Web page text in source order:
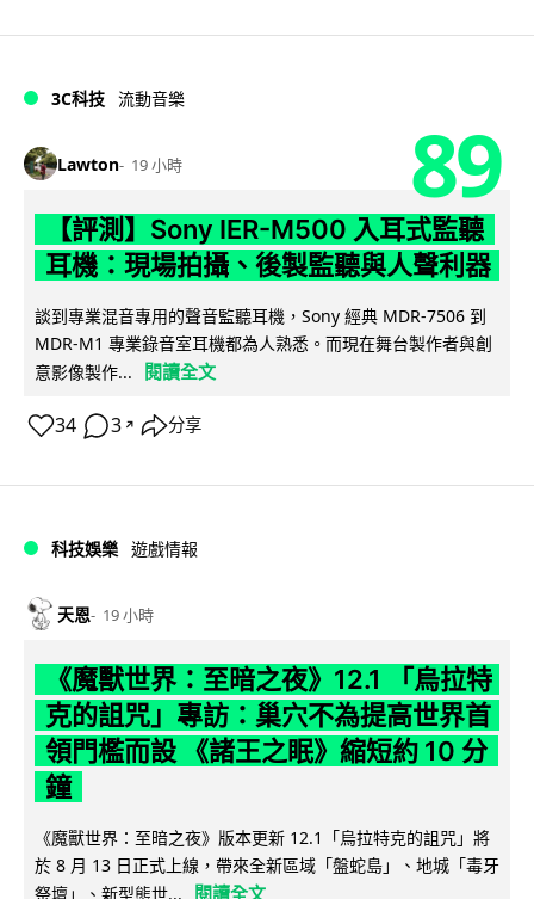
3C科技 流動音樂
Lawton 19 小時 89
【評測】Sony IER-M500 入耳式監聽
耳機：現場拍攝、後製監聽與人聲利器
談到專業混音專用的聲音監聽耳機，Sony 經典 MDR-7506 到
MDR-M1 專業錄音室耳機都為人熟悉。而現在舞台製作者與創
意影像製作...
閱讀全文
34 3 ↗ 分享
科技娛樂 遊戲情報
天恩 19 小時
《魔獸世界：至暗之夜》12.1 「烏拉特
克的詛咒」專訪：巢穴不為提高世界首
領門檻而設 《諸王之眠》縮短約 10 分
鐘
《魔獸世界：至暗之夜》版本更新 12.1「烏拉特克的詛咒」將
於 8 月 13 日正式上線，帶來全新區域「盤蛇島」、地城「毒牙
祭壇」、新型態世...
閱讀全文